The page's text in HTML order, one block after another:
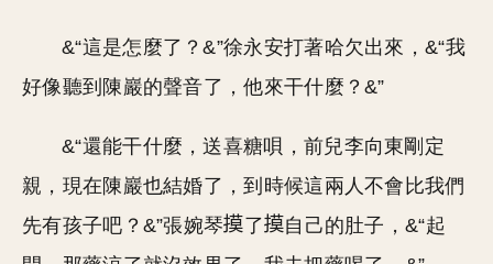
&“這是怎麼了？&”徐永安打著哈欠出來，&“我
好像聽到陳巖的聲音了，他來干什麼？&”
&“還能干什麼，送喜糖唄，前兒李向東剛定
親，現在陳巖也結婚了，到時候這兩人不會比我們
先有孩子吧？&”張婉琴
了
自己的肚子，&“起